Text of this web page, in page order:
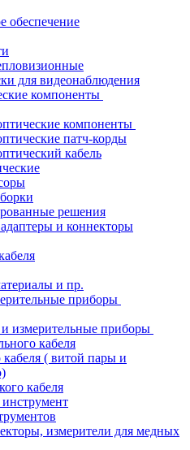
обеспечение
для видеонаблюдения
компоненты
компоненты
патч-корды
кабель
решения
и коннекторы
и пр.
приборы
измерительные приборы
кабеля
( витой пары и
кабеля
измерители для медных